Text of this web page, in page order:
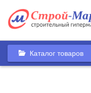
Каталог товаров